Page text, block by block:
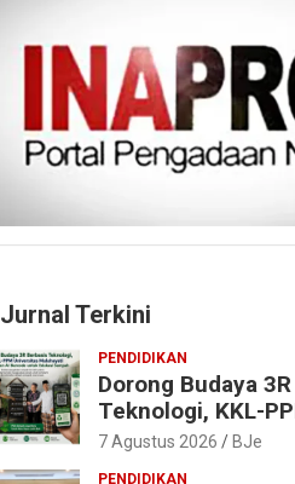
Jurnal Terkini
PENDIDIKAN
Dorong Budaya
Teknologi, KKL-
Malahayati
7 Agustus 2026 BJe
PENDIDIKAN